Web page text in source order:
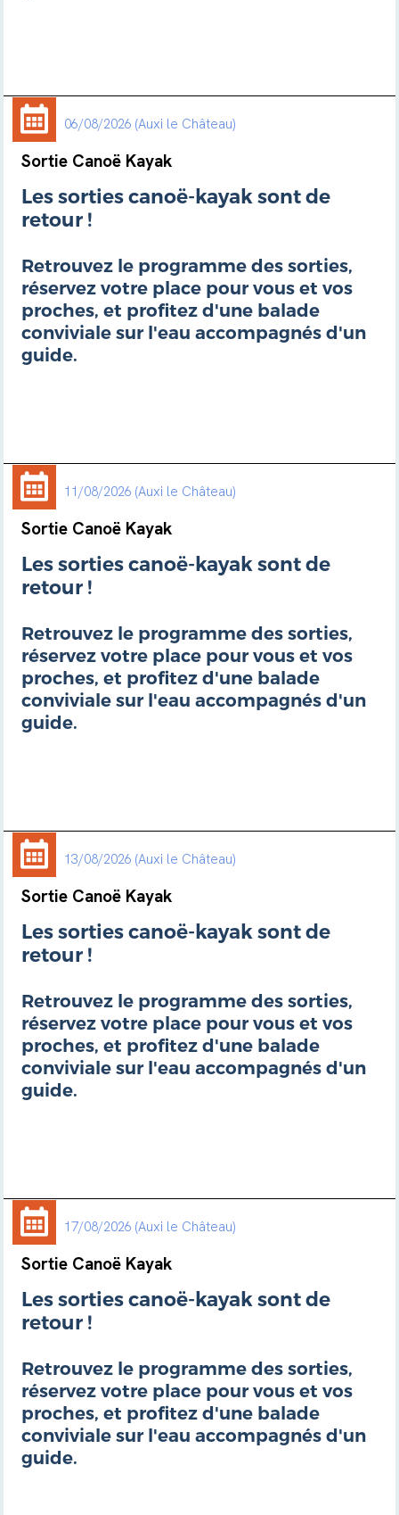
06/08/2026 Auxi le Château
Sortie Canoë Kayak
Les sorties canoë-kayak sont de
retour !
Retrouvez le programme des sorties,
réservez votre place pour vous et vos
proches, et profitez d'une balade
conviviale sur l'eau accompagnés d'un
guide.
11/08/2026 Auxi le Château
Sortie Canoë Kayak
Les sorties canoë-kayak sont de
retour !
Retrouvez le programme des sorties,
réservez votre place pour vous et vos
proches, et profitez d'une balade
conviviale sur l'eau accompagnés d'un
guide.
13/08/2026 Auxi le Château
Sortie Canoë Kayak
Les sorties canoë-kayak sont de
retour !
Retrouvez le programme des sorties,
réservez votre place pour vous et vos
proches, et profitez d'une balade
conviviale sur l'eau accompagnés d'un
guide.
17/08/2026 Auxi le Château
Sortie Canoë Kayak
Les sorties canoë-kayak sont de
retour !
Retrouvez le programme des sorties,
réservez votre place pour vous et vos
proches, et profitez d'une balade
conviviale sur l'eau accompagnés d'un
guide.